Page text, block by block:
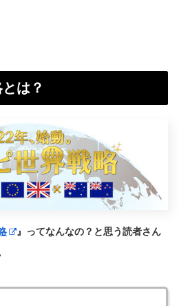
は？
』ってなんなの？と思う読者さん